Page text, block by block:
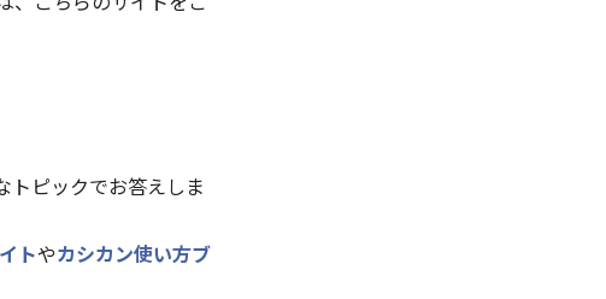
トピックでお答えしま
トやカシカン使い方ブ